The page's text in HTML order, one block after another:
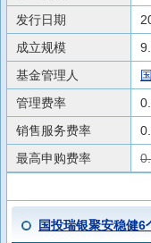
发行日期
成立规模
基金管理人
管理费率
销售服务费率
最高申购费率
国投瑞银聚安稳健